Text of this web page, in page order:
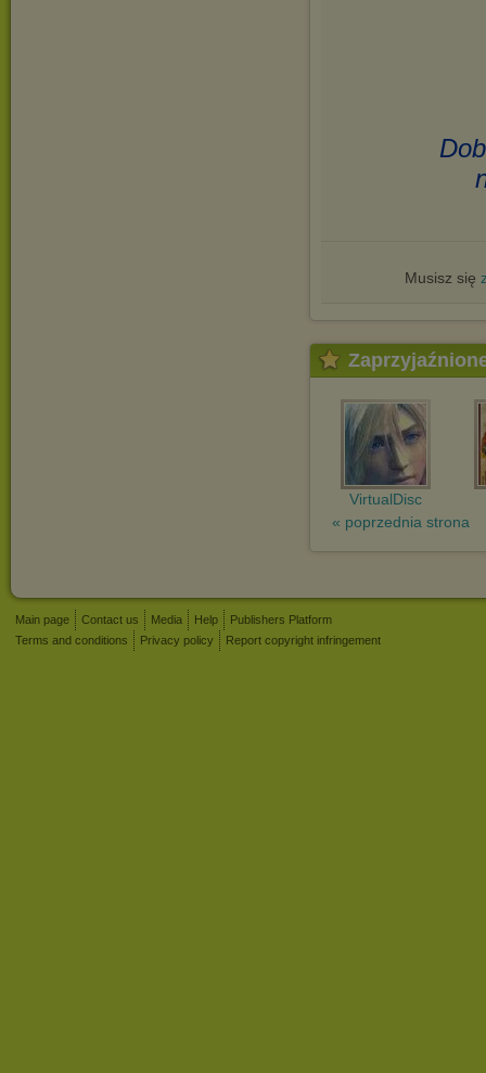
Musisz się
VirtualDisc
« poprzednia strona
Main page Contact us Media Help
Publishers Platform
Terms and conditions
Privacy policy Report copyright infringement